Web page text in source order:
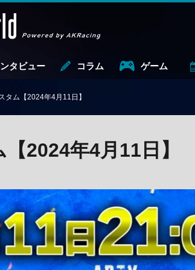
タビュー コラム ゲーム
タム【2024年4月11日】
2024年4月11日】